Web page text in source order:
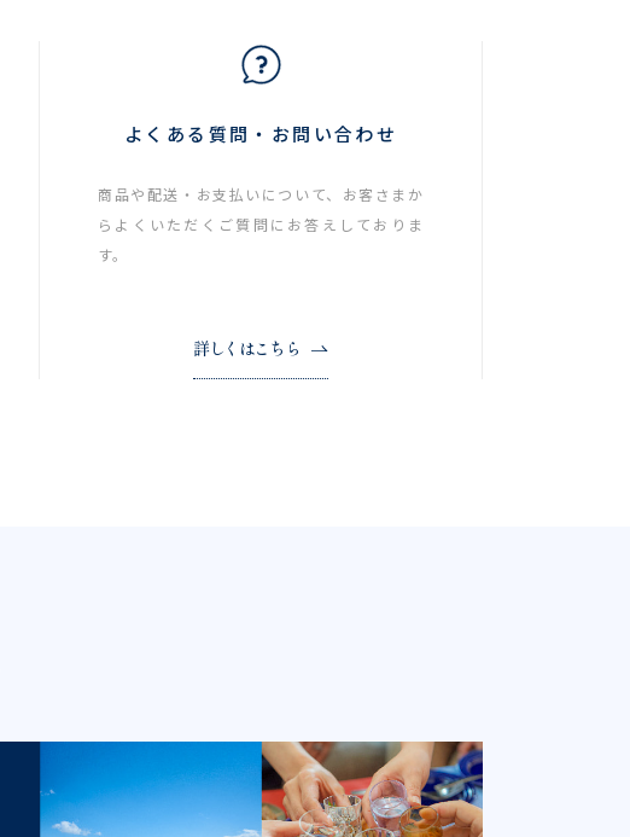
よくある質問・お問い合わせ
商品や配送・お支払いについて、お客さまか
らよくいただくご質問にお答えしておりま
す。
詳しくはこちら